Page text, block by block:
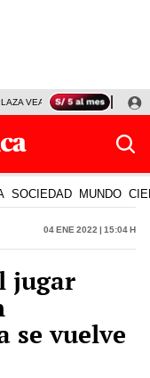
VEA FERIADOS
SOCIEDAD MUNDO
04 Ene 2022 | 15:04 h
jugar
se vuelve